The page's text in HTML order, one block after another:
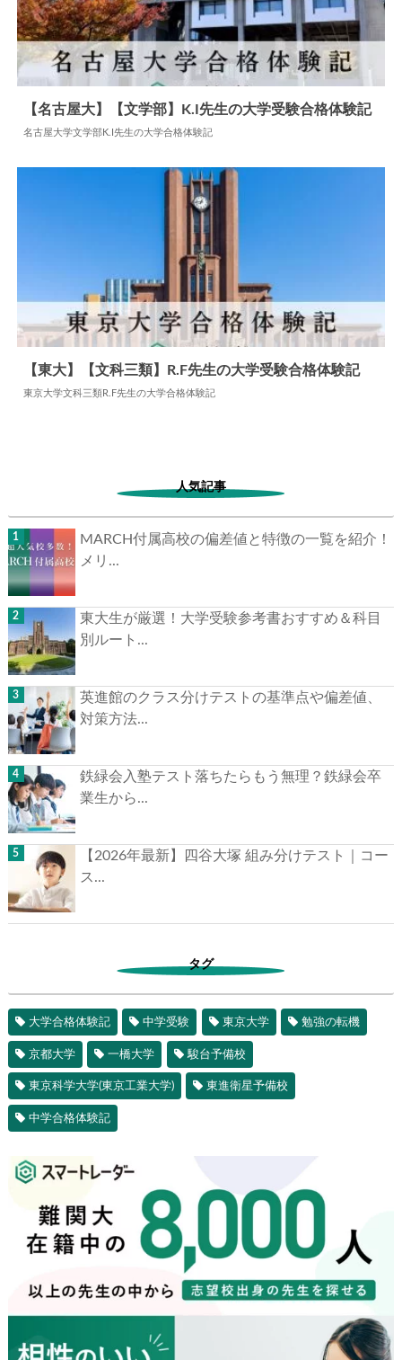
【名古屋大】【文学部】K.I先生の大学受験合格体験記
名古屋大学文学部K.I先生の大学合格体験記
【東大】【文科三類】R.F先生の大学受験合格体験記
東京大学文科三類R.F先生の大学合格体験記
人気記事
MARCH付属高校の偏差値と特徴の一覧を紹介！
メリ...
東大生が厳選！大学受験参考書おすすめ＆科目
別ルート...
英進館のクラス分けテストの基準点や偏差値、
対策方法...
鉄緑会入塾テスト落ちたらもう無理？鉄緑会卒
業生から...
【2026年最新】四谷大塚 組み分けテスト｜コー
ス...
タグ
大学合格体験記 中学受験 東京大学 勉強の転機
京都大学 一橋大学 駿台予備校
東京科学大学(東京工業大学) 東進衛星予備校
中学合格体験記